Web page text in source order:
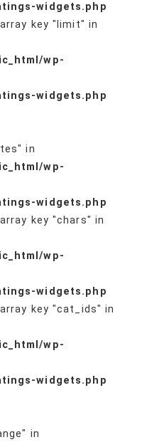
widgets.php
key "limit" in
wp-
widgets.php
in
wp-
widgets.php
key "chars" in
wp-
widgets.php
key "cat_ids" in
wp-
widgets.php
in